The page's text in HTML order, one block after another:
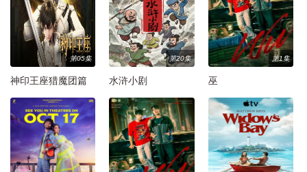
第05集
神印王座猎魔团篇
第20集
水浒小剧
第1集
巫